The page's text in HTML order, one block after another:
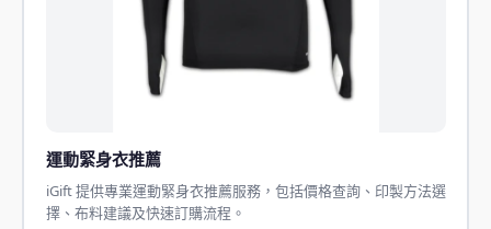
運動緊身衣推薦
iGift 提供專業運動緊身衣推薦服務，包括價格查詢、印製方法選
擇、布料建議及快速訂購流程。